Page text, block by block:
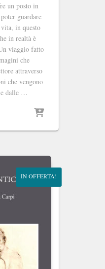
un posto in
guardare
in questo
in realtà è
viaggio fatto
che
attraverso
che vengono
e dalle …
IN OFFERTA!